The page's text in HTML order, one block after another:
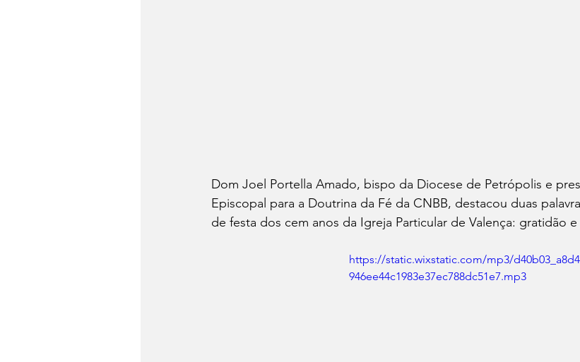
Dom Joel Portella Amado, bispo da Diocese de Petrópolis e
Episcopal para a Doutrina da Fé da CNBB, destacou duas
de festa dos cem anos da Igreja Particular de Valença: gratidão
https://static.wixstatic.com/mp3/
946ee44c1983e37ec788dc51e7.mp3